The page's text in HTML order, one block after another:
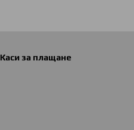
Каси за плащане